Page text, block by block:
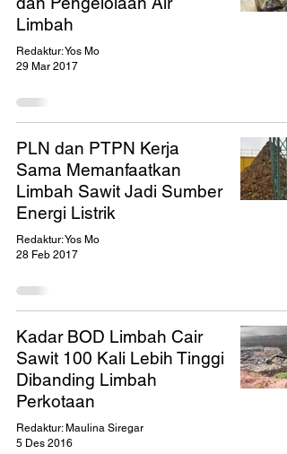
Limbah
Redaktur: Yos Mo
29 Mar 2017
PLN dan PTPN Kerja
Sama Memanfaatkan
Limbah Sawit Jadi Sumber
Energi Listrik
Redaktur: Yos Mo
28 Feb 2017
Kadar BOD Limbah Cair
Sawit 100 Kali Lebih Tinggi
Dibanding Limbah
Perkotaan
Redaktur: Maulina Siregar
5 Des 2016